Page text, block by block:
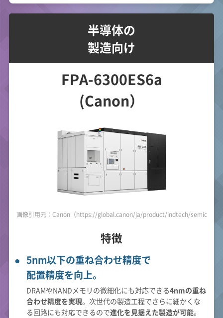
半導体の
製造向け
FPA-6300ES6a
(Canon）
画像引用元：Canon（https://global.canon/ja/product/indtech/semicon/
特徴
5nm以下の重ね合わせ精度で
配置精度を向上。
DRAMやNANDメモリの微細化にも対応できる4nmの重ね
合わせ精度を実現。次世代の製造工程でさらに細かくな
る回路にも対応できるので進化を見据えた製造が可能。